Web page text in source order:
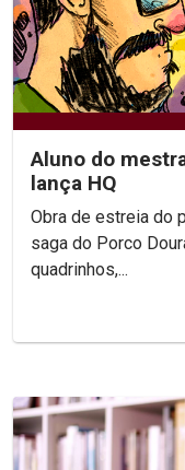
Aluno do
lança HQ
Obra de estreia do
saga do Porco
quadrinhos,...